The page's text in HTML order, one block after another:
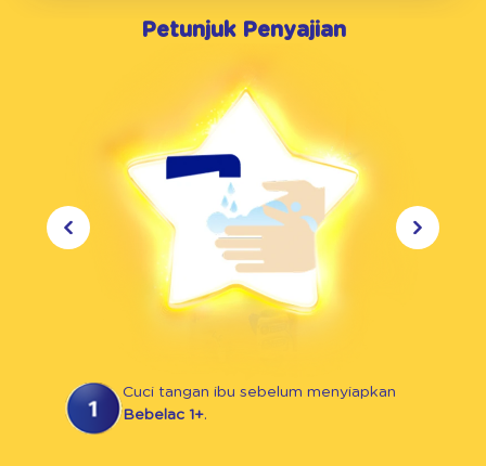
Petunjuk Penyajian
Cuci tangan ibu sebelum menyiapkan
Bebelac 1+.